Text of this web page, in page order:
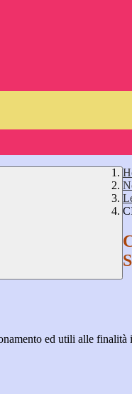
ed utili alle finalità